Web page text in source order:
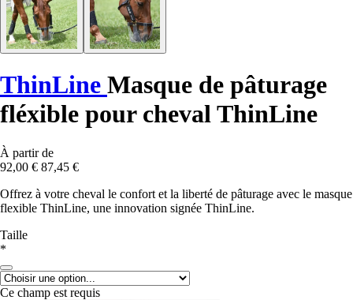
ThinLine Masque de pâturage
fléxible pour cheval ThinLine
À partir de
92,00 € 87,45 €
Offrez à votre cheval le confort et la liberté de pâturage avec le masque
flexible ThinLine, une innovation signée ThinLine.
Taille
*
Ce champ est requis